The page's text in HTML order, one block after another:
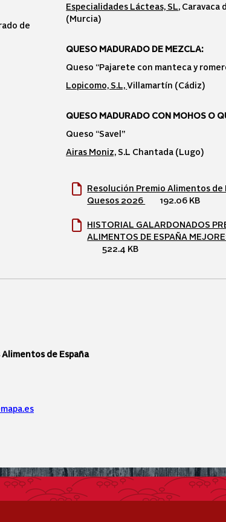
de
Especialidades Lácteas, SL, Caravaca
(Murcia)
QUESO MADURADO DE MEZCLA:
Queso “Pajarete con manteca y
Lopicomo, S.L,Villamartín (Cádiz)
QUESO MADURADO CON MOHOS O
Queso “Savel”
Airas Moniz, S.L Chantada (Lugo)
Resolución Premio Alimentos de
Quesos 2026
192.06 KB
HISTORIAL GALARDONADOS
ALIMENTOS DE ESPAÑA
522.4 KB
de España